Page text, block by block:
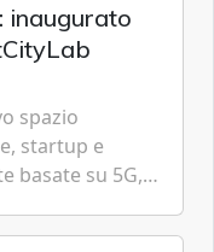
inaugurato
spazio
startup e
basate su 5G,